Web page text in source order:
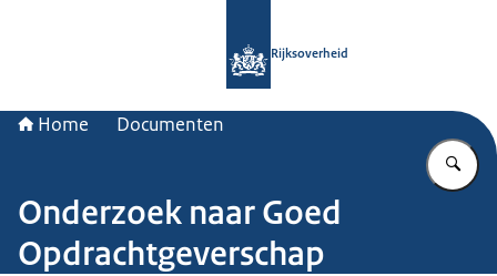
Rijksoverheid
Home Documenten
Onderzoek naar Goed
Opdrachtgeverschap